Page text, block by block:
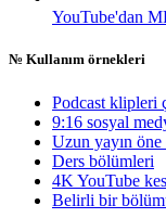
YouTube'dan
№ Kullanım örnekleri
Podcast klipleri
9:16 sosyal
Uzun yayın öne
Ders bölümleri
4K YouTube
Belirli bir